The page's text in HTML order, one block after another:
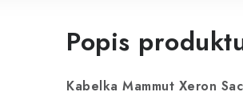
Popis
Kabelka Mammut Xeron